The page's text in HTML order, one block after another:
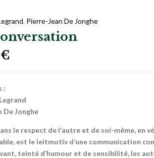
, Pierre-Jean De Jonghe
€
:
De Jonghe
le respect de l’autre et de soi-même, en
est le leitmotiv d’une communication
teinté d’humour et de sensibilité, les